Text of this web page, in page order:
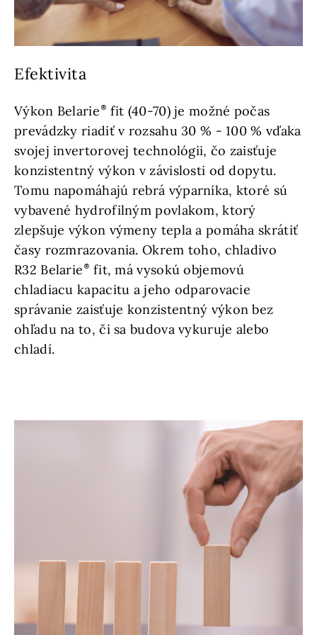
Efektivita
Výkon Belarie
fit (40-70) je možné počas
prevádzky riadiť v rozsahu 30 % - 100 % vďaka
svojej invertorovej technológii, čo zaisťuje
konzistentný výkon v závislosti od dopytu.
Tomu napomáhajú rebrá výparníka, ktoré sú
vybavené hydrofilným povlakom, ktorý
zlepšuje výkon výmeny tepla a pomáha skrátiť
časy rozmrazovania. Okrem toho, chladivo
R32 Belarie
fit, má vysokú objemovú
chladiacu kapacitu a jeho odparovacie
správanie zaisťuje konzistentný výkon bez
ohľadu na to, či sa budova vykuruje alebo
chladí.